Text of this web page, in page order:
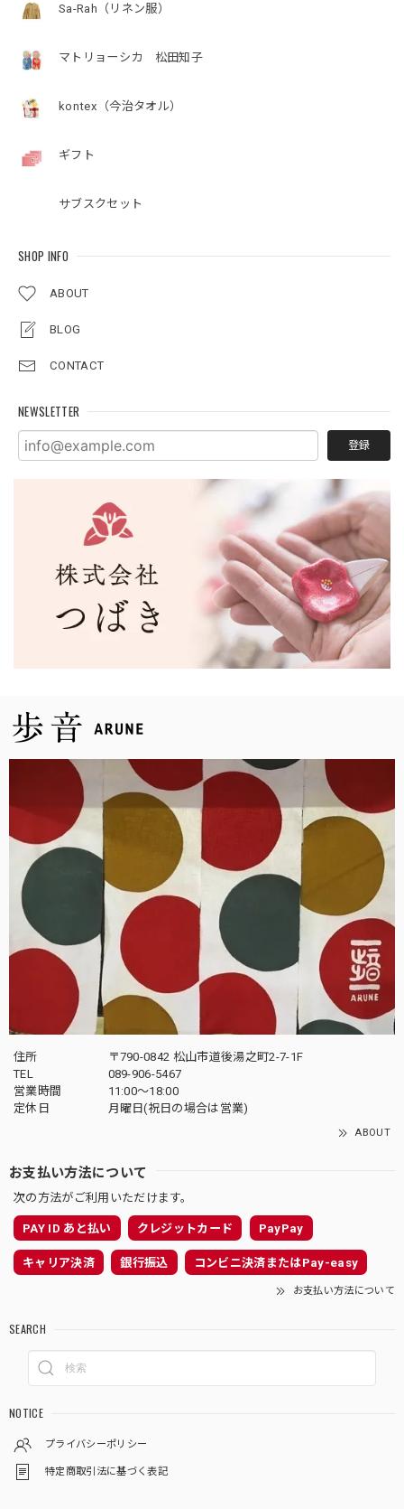
Sa-Rah（リネン服）
マトリョーシカ 松田知子
kontex（今治タオル）
ギフト
サブスクセット
SHOP INFO
ABOUT
BLOG
CONTACT
NEWSLETTER
登録
住所
〒790-0842 松山市道後湯之町2-7-1F
TEL
089-906-5467
営業時間
11:00〜18:00
定休日
月曜日(祝日の場合は営業)
ABOUT
お支払い方法について
次の方法がご利用いただけます。
PAY ID あと払い クレジットカード PayPay
キャリア決済 銀行振込 コンビニ決済またはPay-easy
お支払い方法について
SEARCH
NOTICE
プライバシーポリシー
特定商取引法に基づく表記